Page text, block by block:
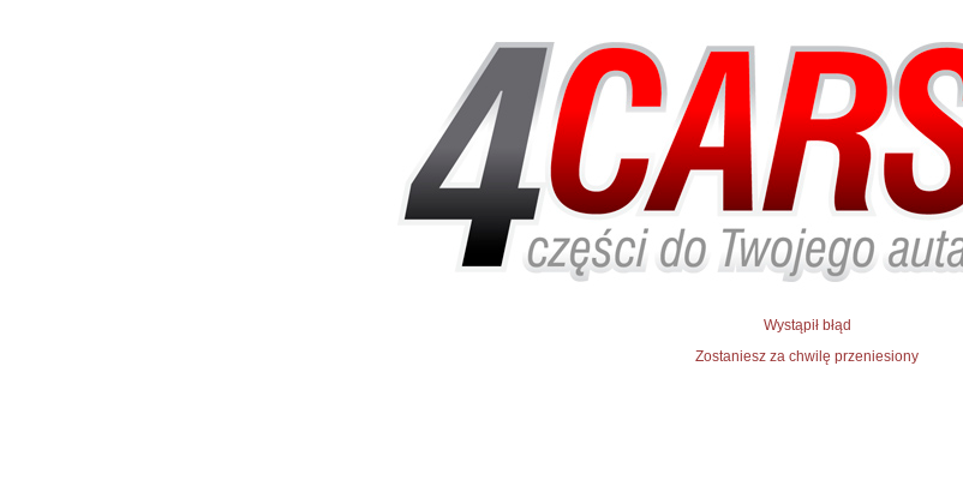
Wystąpił błąd
Zostaniesz za chwilę przeniesiony